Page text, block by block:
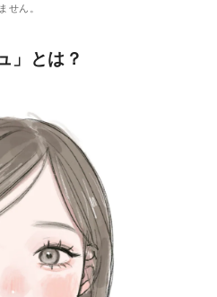
せん。
」とは？